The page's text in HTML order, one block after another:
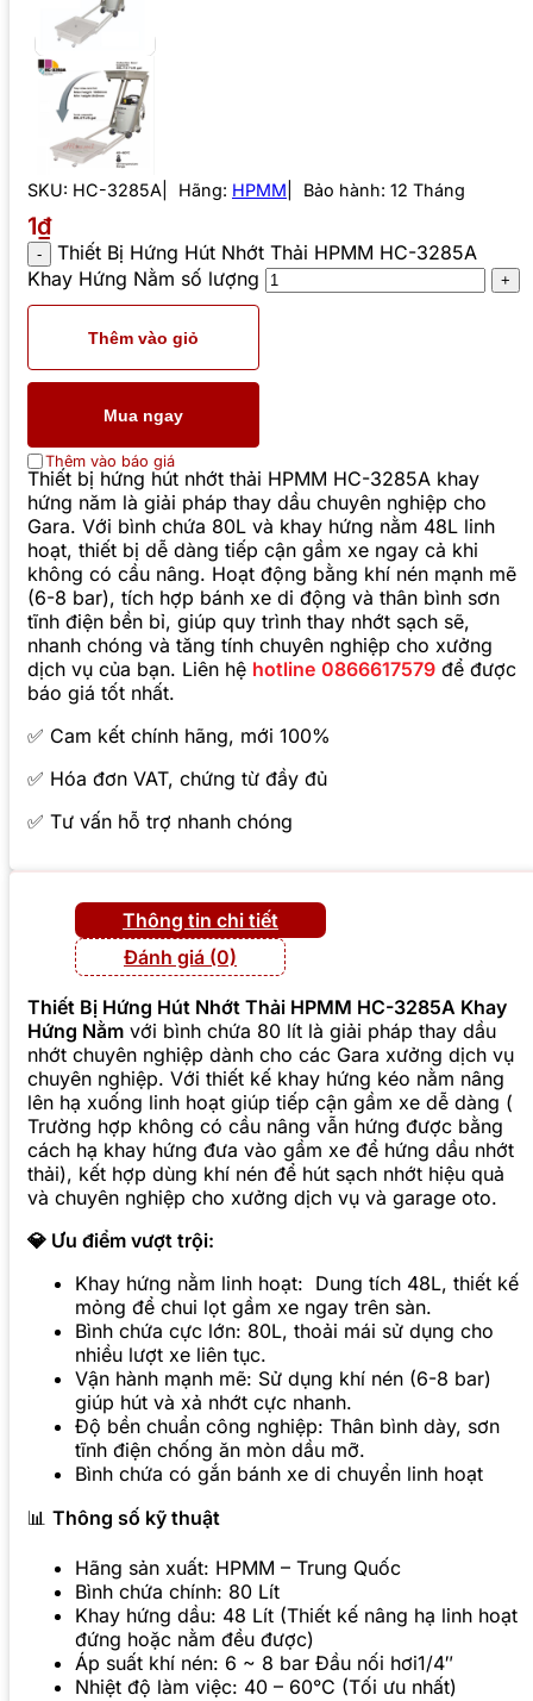
SKU: HC-3285A Hãng: HPMM Bảo hành: 12 Tháng
1₫
Thiết Bị Hứng Hút Nhớt Thải HPMM HC-3285A
Khay Hứng Nằm số lượng
Thêm vào giỏ
Mua ngay
Thêm vào báo giá
Thiết bị hứng hút nhớt thải HPMM HC-3285A khay
hứng năm là giải pháp thay dầu chuyên nghiệp cho
Gara. Với bình chứa 80L và khay hứng nằm 48L linh
hoạt, thiết bị dễ dàng tiếp cận gầm xe ngay cả khi
không có cầu nâng. Hoạt động bằng khí nén mạnh mẽ
(6-8 bar), tích hợp bánh xe di động và thân bình sơn
tĩnh điện bền bỉ, giúp quy trình thay nhớt sạch sẽ,
nhanh chóng và tăng tính chuyên nghiệp cho xưởng
dịch vụ của bạn. Liên hệ hotline 0866617579 để được
báo giá tốt nhất.
✅ Cam kết chính hãng, mới 100%
✅ Hóa đơn VAT, chứng từ đầy đủ
✅ Tư vấn hỗ trợ nhanh chóng
Thông tin chi tiết
Đánh giá (0)
Thiết Bị Hứng Hút Nhớt Thải HPMM HC-3285A Khay
Hứng Nằm với bình chứa 80 lít là giải pháp thay dầu
nhớt chuyên nghiệp dành cho các Gara xưởng dịch vụ
chuyên nghiệp. Với thiết kế khay hứng kéo nằm nâng
lên hạ xuống linh hoạt giúp tiếp cận gầm xe dễ dàng (
Trường hợp không có cầu nâng vẫn hứng được bằng
cách hạ khay hứng đưa vào gầm xe để hứng dầu nhớt
thải), kết hợp dùng khí nén để hút sạch nhớt hiệu quả
và chuyên nghiệp cho xưởng dịch vụ và garage oto.
💎 Ưu điểm vượt trội:
Khay hứng nằm linh hoạt: Dung tích 48L, thiết kế
mỏng để chui lọt gầm xe ngay trên sàn.
Bình chứa cực lớn: 80L, thoải mái sử dụng cho
nhiều lượt xe liên tục.
Vận hành mạnh mẽ: Sử dụng khí nén (6-8 bar)
giúp hút và xả nhớt cực nhanh.
Độ bền chuẩn công nghiệp: Thân bình dày, sơn
tĩnh điện chống ăn mòn dầu mỡ.
Bình chứa có gắn bánh xe di chuyển linh hoạt
📊 Thông số kỹ thuật
Hãng sản xuất: HPMM – Trung Quốc
Bình chứa chính: 80 Lít
Khay hứng dầu: 48 Lít (Thiết kế nâng hạ linh hoạt
đứng hoặc nằm đều được)
Áp suất khí nén: 6 ~ 8 bar Đầu nối hơi1/4″
Nhiệt độ làm việc: 40 – 60°C (Tối ưu nhất)